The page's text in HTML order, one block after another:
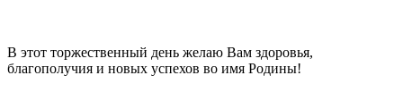
В этот торжественный день желаю Вам здоровья,
благополучия и новых успехов во имя Родины!